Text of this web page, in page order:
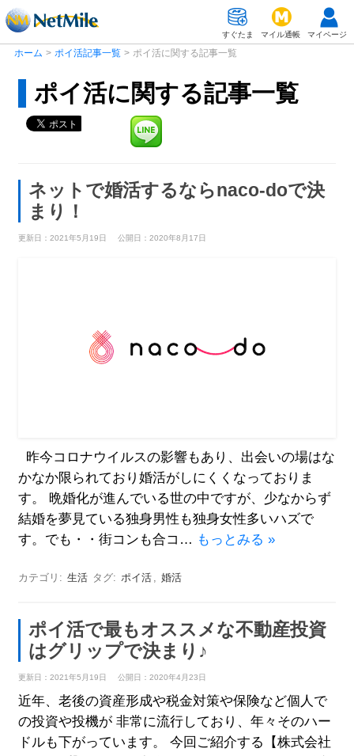
マイページ
マイル通帳
すぐたま
ホーム > ポイ活記事一覧 > ポイ活に関する記事一覧
ポイ活に関する記事一覧
ネットで婚活するならnaco-doで決
まり！
更新日：2021年5月19日 公開日：2020年8月17日
昨今コロナウイルスの影響もあり、出会いの場はな
かなか限られており婚活がしにくくなっておりま
す。 晩婚化が進んでいる世の中ですが、少なからず
結婚を夢見ている独身男性も独身女性多いハズで
す。でも・・街コンも合コ… もっとみる »
カテゴリ: 生活 タグ: ポイ活 婚活
ポイ活で最もオススメな不動産投資
はグリップで決まり♪
更新日：2021年5月19日 公開日：2020年4月23日
近年、老後の資産形成や税金対策や保険など個人で
の投資や投機が 非常に流行しており、年々そのハー
ドルも下がっています。 今回ご紹介する【株式会社